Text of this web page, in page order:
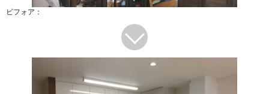
ビフォア：